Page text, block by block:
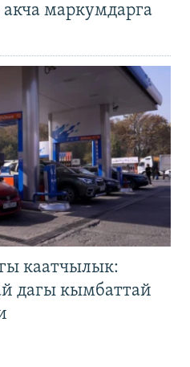
маркумдарга
каатчылык:
дагы кымбаттай